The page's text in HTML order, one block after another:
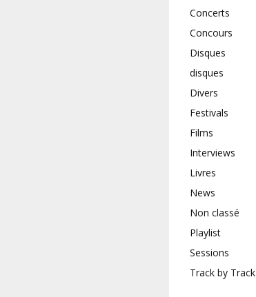
Concerts
Concours
Disques
disques
Divers
Festivals
Films
Interviews
Livres
News
Non classé
Playlist
Sessions
Track by Track